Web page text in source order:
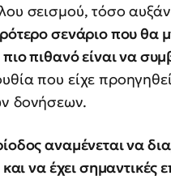
σεισμού, τόσο
σενάριο που θα
πιθανό είναι να
που είχε
δονήσεων.
αναμένεται να
να έχει